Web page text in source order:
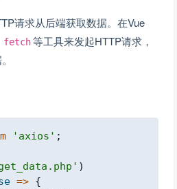
请求从后端获取数据。在Vue
fetch等工具来发起HTTP请求，
'axios' ;
)
=> {